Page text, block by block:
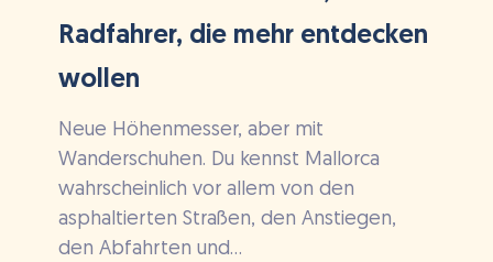
Radfahrer, die mehr entdecken
wollen
Neue Höhenmesser, aber mit
Wanderschuhen. Du kennst Mallorca
wahrscheinlich vor allem von den
asphaltierten Straßen, den Anstiegen,
den Abfahrten und...